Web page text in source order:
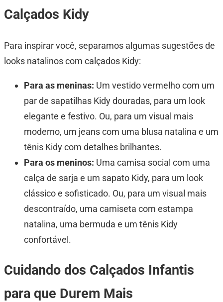
Calçados Kidy
Para inspirar você, separamos algumas sugestões de
looks natalinos com calçados Kidy:
Para as meninas: Um vestido vermelho com um
par de sapatilhas Kidy douradas, para um look
elegante e festivo. Ou, para um visual mais
moderno, um jeans com uma blusa natalina e um
tênis Kidy com detalhes brilhantes.
Para os meninos: Uma camisa social com uma
calça de sarja e um sapato Kidy, para um look
clássico e sofisticado. Ou, para um visual mais
descontraído, uma camiseta com estampa
natalina, uma bermuda e um tênis Kidy
confortável.
Cuidando dos Calçados Infantis
para que Durem Mais